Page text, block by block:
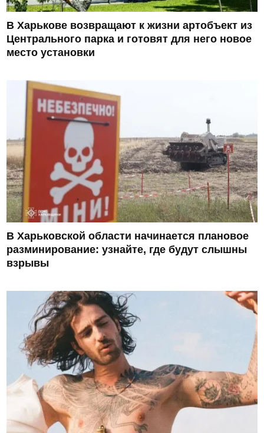
В Харькове возвращают к жизни артобъект из
Центрального парка и готовят для него новое
место установки
В Харьковской области начинается плановое
разминирование: узнайте, где будут слышны
взрывы